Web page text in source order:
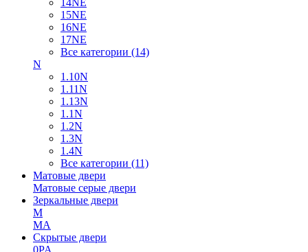
14NE
15NE
16NE
17NE
Все категории (14)
N
1.10N
1.11N
1.13N
1.1N
1.2N
1.3N
1.4N
Все категории (11)
Матовые двери
Матовые серые двери
Зеркальные двери
M
MA
Скрытые двери
0PA